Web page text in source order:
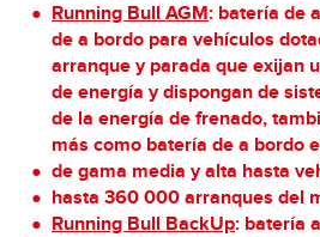
Running Bull AGM: batería de
de a bordo para vehículos
arranque y parada que exijan
de energía y dispongan de
de la energía de frenado,
más como batería de a bordo
de gama media y alta hasta
hasta 360 000 arranques del
Running Bull BackUp: batería